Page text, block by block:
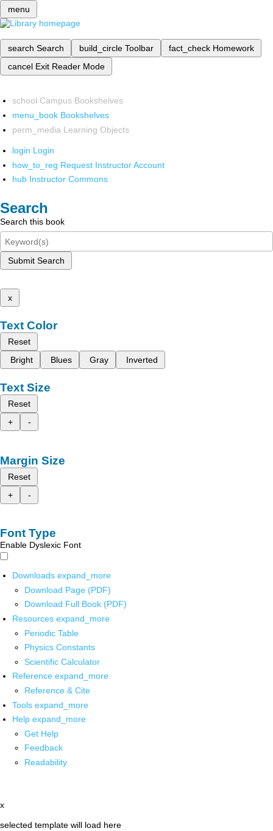
menu
search Search build_circle Toolbar fact_check Homework
cancel Exit Reader Mode
school Campus Bookshelves
menu_book Bookshelves
perm_media Learning Objects
login Login
how_to_reg Request Instructor Account
hub Instructor Commons
Search
Search this book
Submit Search
x
Text Color
Reset
Bright
Blues Gray Inverted
Text Size
Reset
+
-
Margin Size
Reset
+
-
Font Type
Enable Dyslexic Font
Downloads expand_more
Download Page (PDF)
Download Full Book (PDF)
Resources expand_more
Periodic Table
Physics Constants
Scientific Calculator
Reference expand_more
Reference & Cite
Tools expand_more
Help expand_more
Get Help
Feedback
Readability
x
selected template will load here